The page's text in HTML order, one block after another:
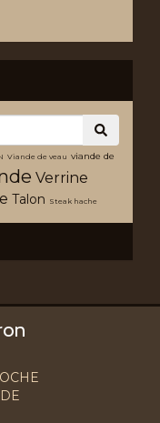
Viande de veau viande de
Verrine
Talon Steak hache